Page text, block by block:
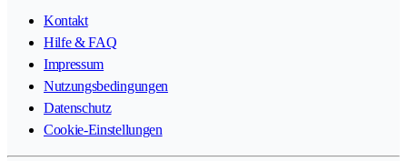
Kontakt
Hilfe & FAQ
Impressum
Nutzungsbedingungen
Datenschutz
Cookie-Einstellungen